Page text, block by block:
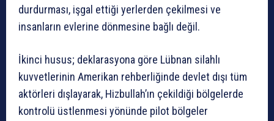
durdurması, işgal ettiği yerlerden çekilmesi ve
insanların evlerine dönmesine bağlı değil.
İkinci husus; deklarasyona göre Lübnan silahlı
kuvvetlerinin Amerikan rehberliğinde devlet dışı tüm
aktörleri dışlayarak, Hizbullah’ın çekildiği bölgelerde
kontrolü üstlenmesi yönünde pilot bölgeler